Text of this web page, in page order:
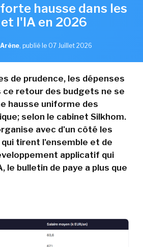
hausse dans les
l'IA en 2026
, publié le 07 Juillet 2026
de prudence, les dépenses
retour des budgets ne se
hausse uniforme des
selon le cabinet Silkhom.
avec d'un côté les
tirent l'ensemble et de
applicatif qui
le bulletin de paye a plus que